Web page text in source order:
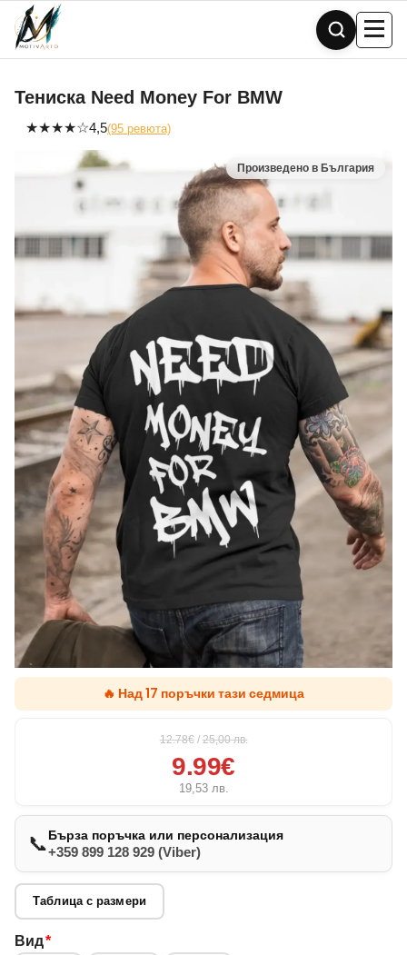
Skip
content
Тениска Need Money For BMW
★★★★☆4,5(95 ревюта)
🔥 Над 17 поръчки тази седмица
12.78€ / 25,00лв.
9.99€
19,53 лв.
📞Бърза поръчка или персонализация
+359 899 128 929 (Viber)
Таблица с размери
Вид*